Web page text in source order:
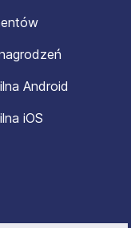
Android
iOS